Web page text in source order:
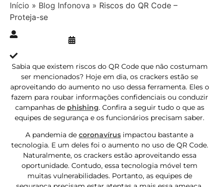
Início » Blog Infonova » Riscos do QR Code –
Proteja-se
Sabia que existem riscos do QR Code que não costumam
ser mencionados? Hoje em dia, os crackers estão se
aproveitando do aumento no uso dessa ferramenta. Eles o
fazem para roubar informações confidenciais ou conduzir
campanhas de phishing. Confira a seguir tudo o que as
equipes de segurança e os funcionários precisam saber.
A pandemia de coronavírus impactou bastante a
tecnologia. E um deles foi o aumento no uso de QR Code.
Naturalmente, os crackers estão aproveitando essa
oportunidade. Contudo, essa tecnologia móvel tem
muitas vulnerabilidades. Portanto, as equipes de